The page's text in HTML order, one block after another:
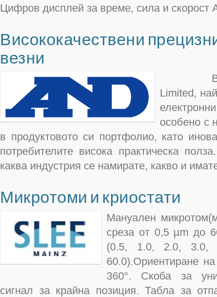
Цифров дисплей за време, сила и скорост
Висококачествени
везни
Limited,
особено с
в продуктовото си портфолио, като
потребителите висока практическа
каква индустрия се намирате, какво и
Микротоми и криостати
Мануален
среза от 0,5 µm до
(0.5, 1.0, 2.0,
60.0).Ориентиране
360°. Скоба за
сигнал за крайна позиция. Табла за